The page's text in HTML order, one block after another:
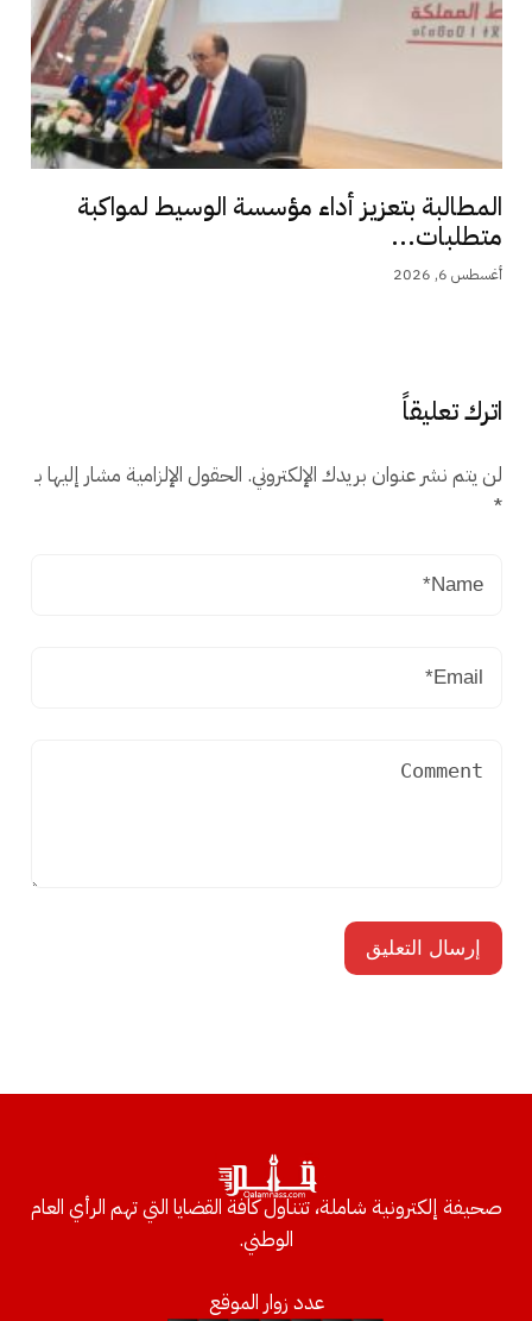
المطالبة بتعزيز أداء مؤسسة الوسيط لمواكبة
متطلبات...
أغسطس 6, 2026
اترك تعليقاً
لن يتم نشر عنوان بريدك الإلكتروني. الحقول الإلزامية مشار إليها بـ
*
صحيفة إلكترونية شاملة، تتناول كافة القضايا التي تهم الرأي العام
الوطني.
عدد زوار الموقع